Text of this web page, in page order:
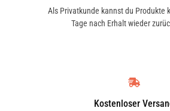
Als Privatkunde kannst du Produkte
Tage nach Erhalt wieder
Kostenloser